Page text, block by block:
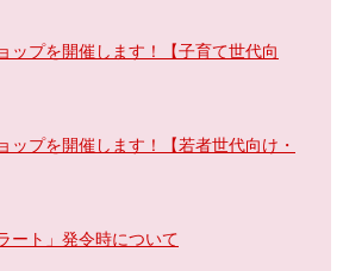
ップを開催します！【子育て世代向
ップを開催します！【若者世代向け・
ート」発令時について